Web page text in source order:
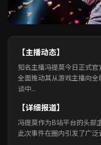
【主播动态】
知名主播冯提莫今日正式
全面推动其从游戏主播向
谈中...
【详细报道】
冯提莫作为B站平台的头部
此次事件在圈内引发了广泛